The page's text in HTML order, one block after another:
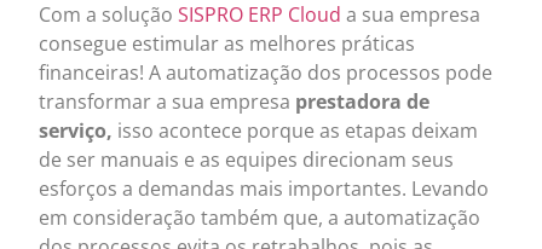
Com a soluçãoSISPRO ERP Cloud a sua empresa
consegue estimular as melhores práticas
financeiras! A automatização dos processos pode
transformar a sua empresa prestadora de
serviço, isso acontece porque as etapas deixam
de ser manuais e as equipes direcionam seus
esforços a demandas mais importantes. Levando
em consideração também que, a automatização